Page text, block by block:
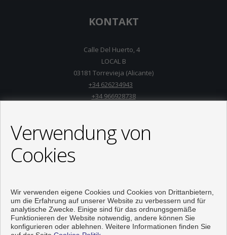
KONTAKT
Calle Del Huerto, 4
LOCAL B
03181 Torrevieja (Alicante)
+34 626234943
+34 966928738
Verwendung von
Cookies
Wir verwenden eigene Cookies und Cookies von Drittanbietern,
um die Erfahrung auf unserer Website zu verbessern und für
analytische Zwecke. Einige sind für das ordnungsgemäße
Funktionieren der Website notwendig, andere können Sie
konfigurieren oder ablehnen. Weitere Informationen finden Sie